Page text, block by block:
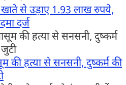
खाते से उड़ाए 1.93 लाख रुपये,
दर्ज
की हत्या से सनसनी, दुष्कर्म की